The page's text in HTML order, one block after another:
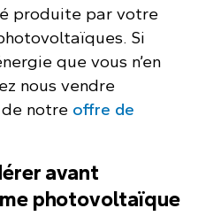
produite par votre
Si
que vous n’en
nous vendre
notre offre de
avant
photovoltaïque